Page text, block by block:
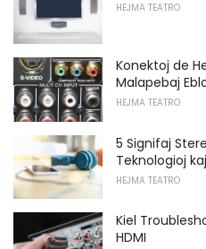
HEJMA TEATRO
Konektoj de
Malapebaj
HEJMA TEATRO
5 Signifaj
Teknologioj
HEJMA TEATRO
Kiel
HDMI